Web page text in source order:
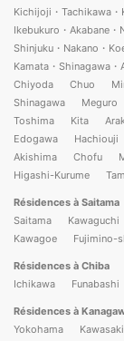
Kichijoji・Tachikawa
Ikebukuro・Akabane・
Shinjuku・Nakano・
Kamata・Shinagawa
Chiyoda
Chuo
Shinagawa
Meguro
Toshima
Kita
Edogawa
Hachiouji
Akishima
Chofu
Higashi-Kurume
Résidences à Saitama
Saitama
Kawaguchi
Kawagoe
Fujimino-
Résidences à Chiba
Ichikawa
Funabashi
Résidences à
Yokohama
Kawasaki